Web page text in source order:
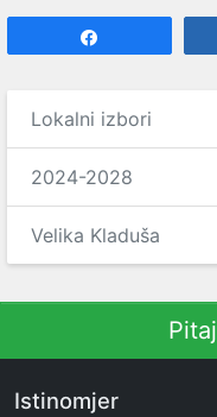
Lokalni izbori
2024-2028
Velika Kladuša
Istinomjer